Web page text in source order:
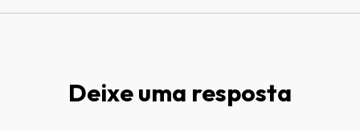
Deixe uma resposta